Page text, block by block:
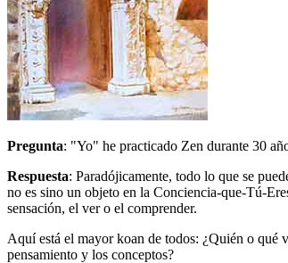
Pregunta: "Yo" he practicado Zen durante 30
Respuesta: Paradójicamente, todo lo que se
no es sino un objeto en la Conciencia-que-Tú-
sensación, el ver o el comprender.
Aquí está el mayor koan de todos: ¿Quién o qué
pensamiento y los conceptos?